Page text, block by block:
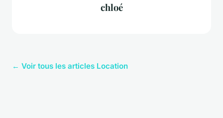
chloé
← Voir tous les articles Location